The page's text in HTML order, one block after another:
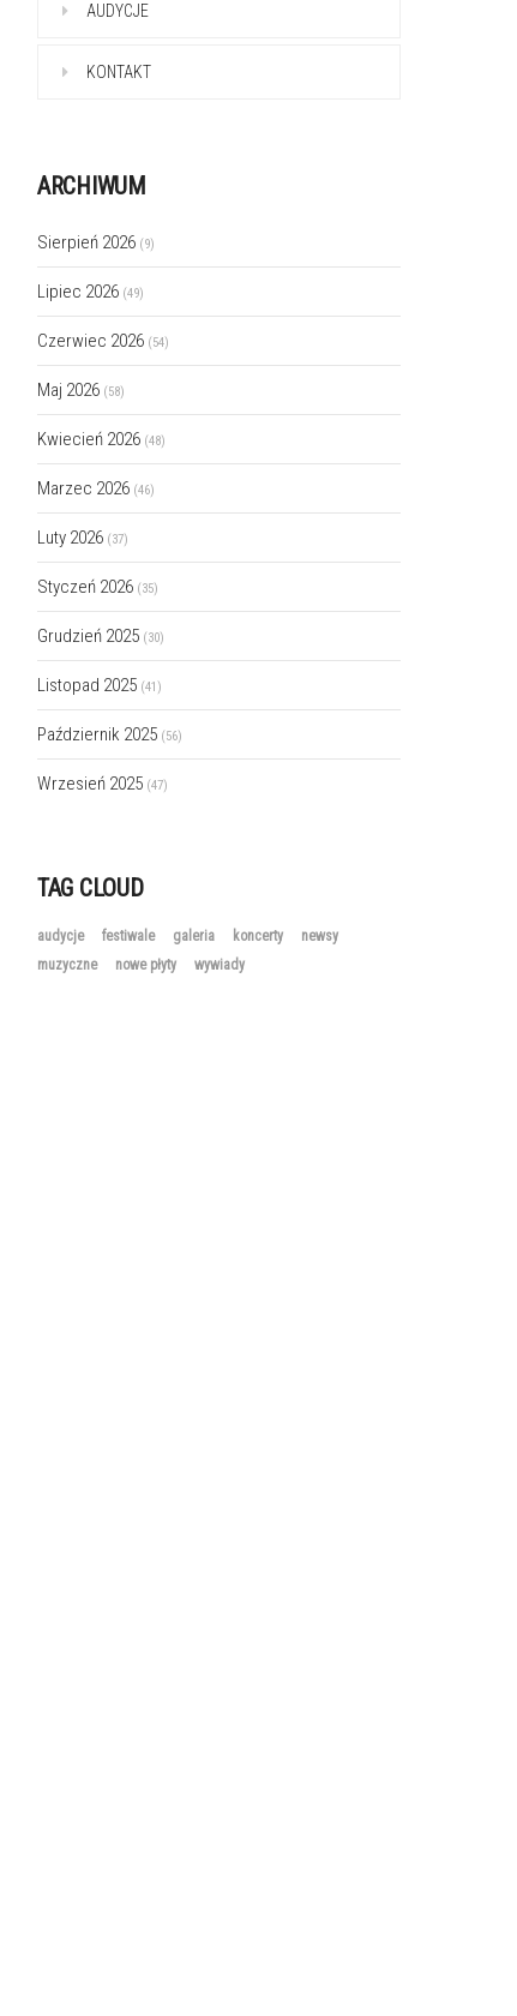
AUDYCJE
KONTAKT
ARCHIWUM
Sierpień 2026 (9)
Lipiec 2026 (49)
Czerwiec 2026 (54)
Maj 2026 (58)
Kwiecień 2026 (48)
Marzec 2026 (46)
Luty 2026 (37)
Styczeń 2026 (35)
Grudzień 2025 (30)
Listopad 2025 (41)
Październik 2025 (56)
Wrzesień 2025 (47)
TAG CLOUD
audycje festiwale galeria koncerty
newsy
muzyczne
nowe płyty wywiady